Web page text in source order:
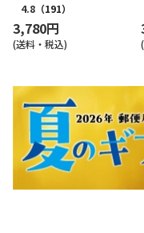
4.8 （191）
3,780円
(送料・税込)